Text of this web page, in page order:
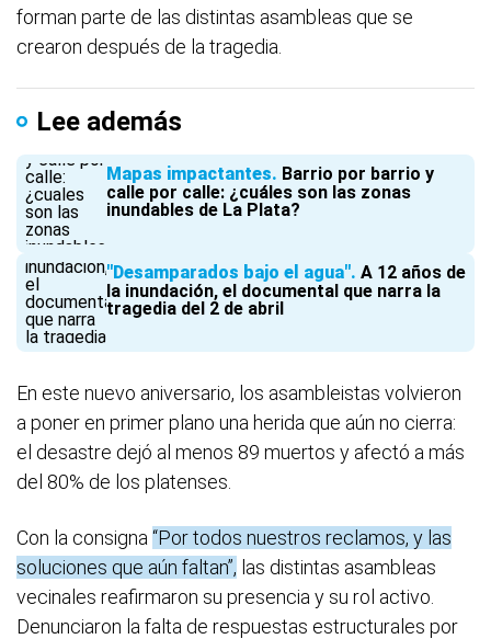
forman parte de las distintas asambleas que se
crearon después de la tragedia.
Lee además
Mapas impactantes Barrio por barrio y
calle por calle: ¿cuáles son las zonas
inundables de La Plata?
"Desamparados bajo el agua" A 12 años de
la inundación, el documental que narra la
tragedia del 2 de abril
En este nuevo aniversario, los asambleistas volvieron
a poner en primer plano una herida que aún no cierra:
el desastre dejó al menos 89 muertos y afectó a más
del 80% de los platenses.
Con la consigna “Por todos nuestros reclamos, y las
soluciones que aún faltan”, las distintas asambleas
vecinales reafirmaron su presencia y su rol activo.
Denunciaron la falta de respuestas estructurales por